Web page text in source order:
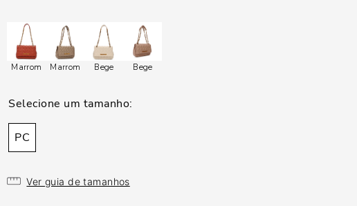
Marrom Marrom Bege Bege
PC
Ver guia de tamanhos